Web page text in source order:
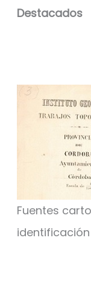
Destacados
Fuentes